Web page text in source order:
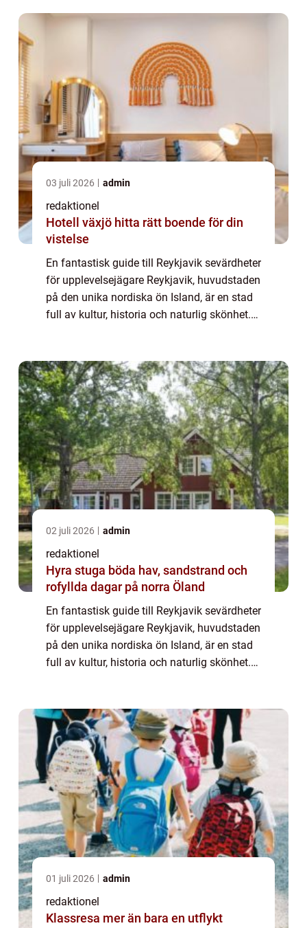
03 juli 2026 admin
redaktionel
Hotell växjö hitta rätt boende för din
vistelse
En fantastisk guide till Reykjavik sevärdheter
för upplevelsejägare Reykjavik, huvudstaden
på den unika nordiska ön Island, är en stad
full av kultur, historia och naturlig skönhet.
02 juli 2026 admin
redaktionel
Hyra stuga böda hav, sandstrand och
rofyllda dagar på norra Öland
En fantastisk guide till Reykjavik sevärdheter
för upplevelsejägare Reykjavik, huvudstaden
på den unika nordiska ön Island, är en stad
full av kultur, historia och naturlig skönhet.
01 juli 2026 admin
redaktionel
Klassresa mer än bara en utflykt